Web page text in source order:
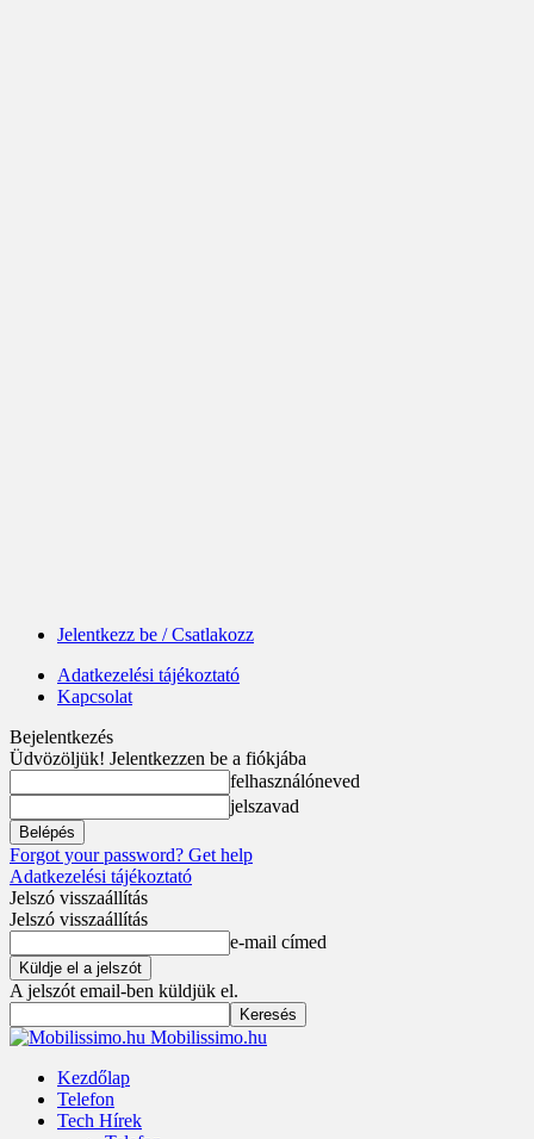
Jelentkezz be / Csatlakozz
Adatkezelési tájékoztató
Kapcsolat
Bejelentkezés
Üdvözöljük! Jelentkezzen be a fiókjába
felhasználóneved
jelszavad
Forgot your password? Get help
Adatkezelési tájékoztató
Jelszó visszaállítás
Jelszó visszaállítás
e-mail címed
A jelszót email-ben küldjük el.
Mobilissimo.hu
Kezdőlap
Telefon
Tech Hírek